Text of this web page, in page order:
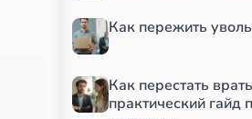
Как пережить
Как перестать
практический гайд